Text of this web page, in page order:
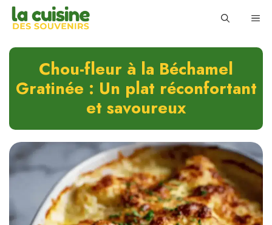
Skip
Chou-fleur à la Béchamel
Gratinée : Un plat réconfortant
et savoureux